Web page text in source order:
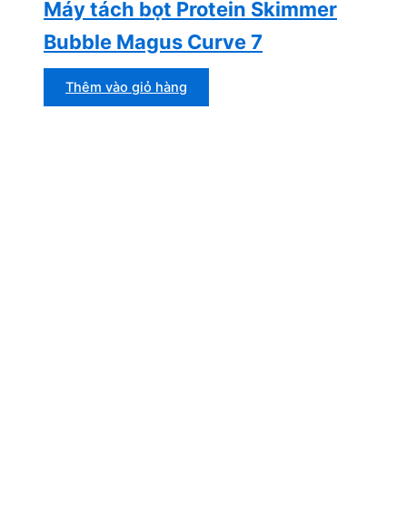
Máy tách bọt Protein Skimmer
Bubble Magus Curve 7
Thêm vào giỏ hàng